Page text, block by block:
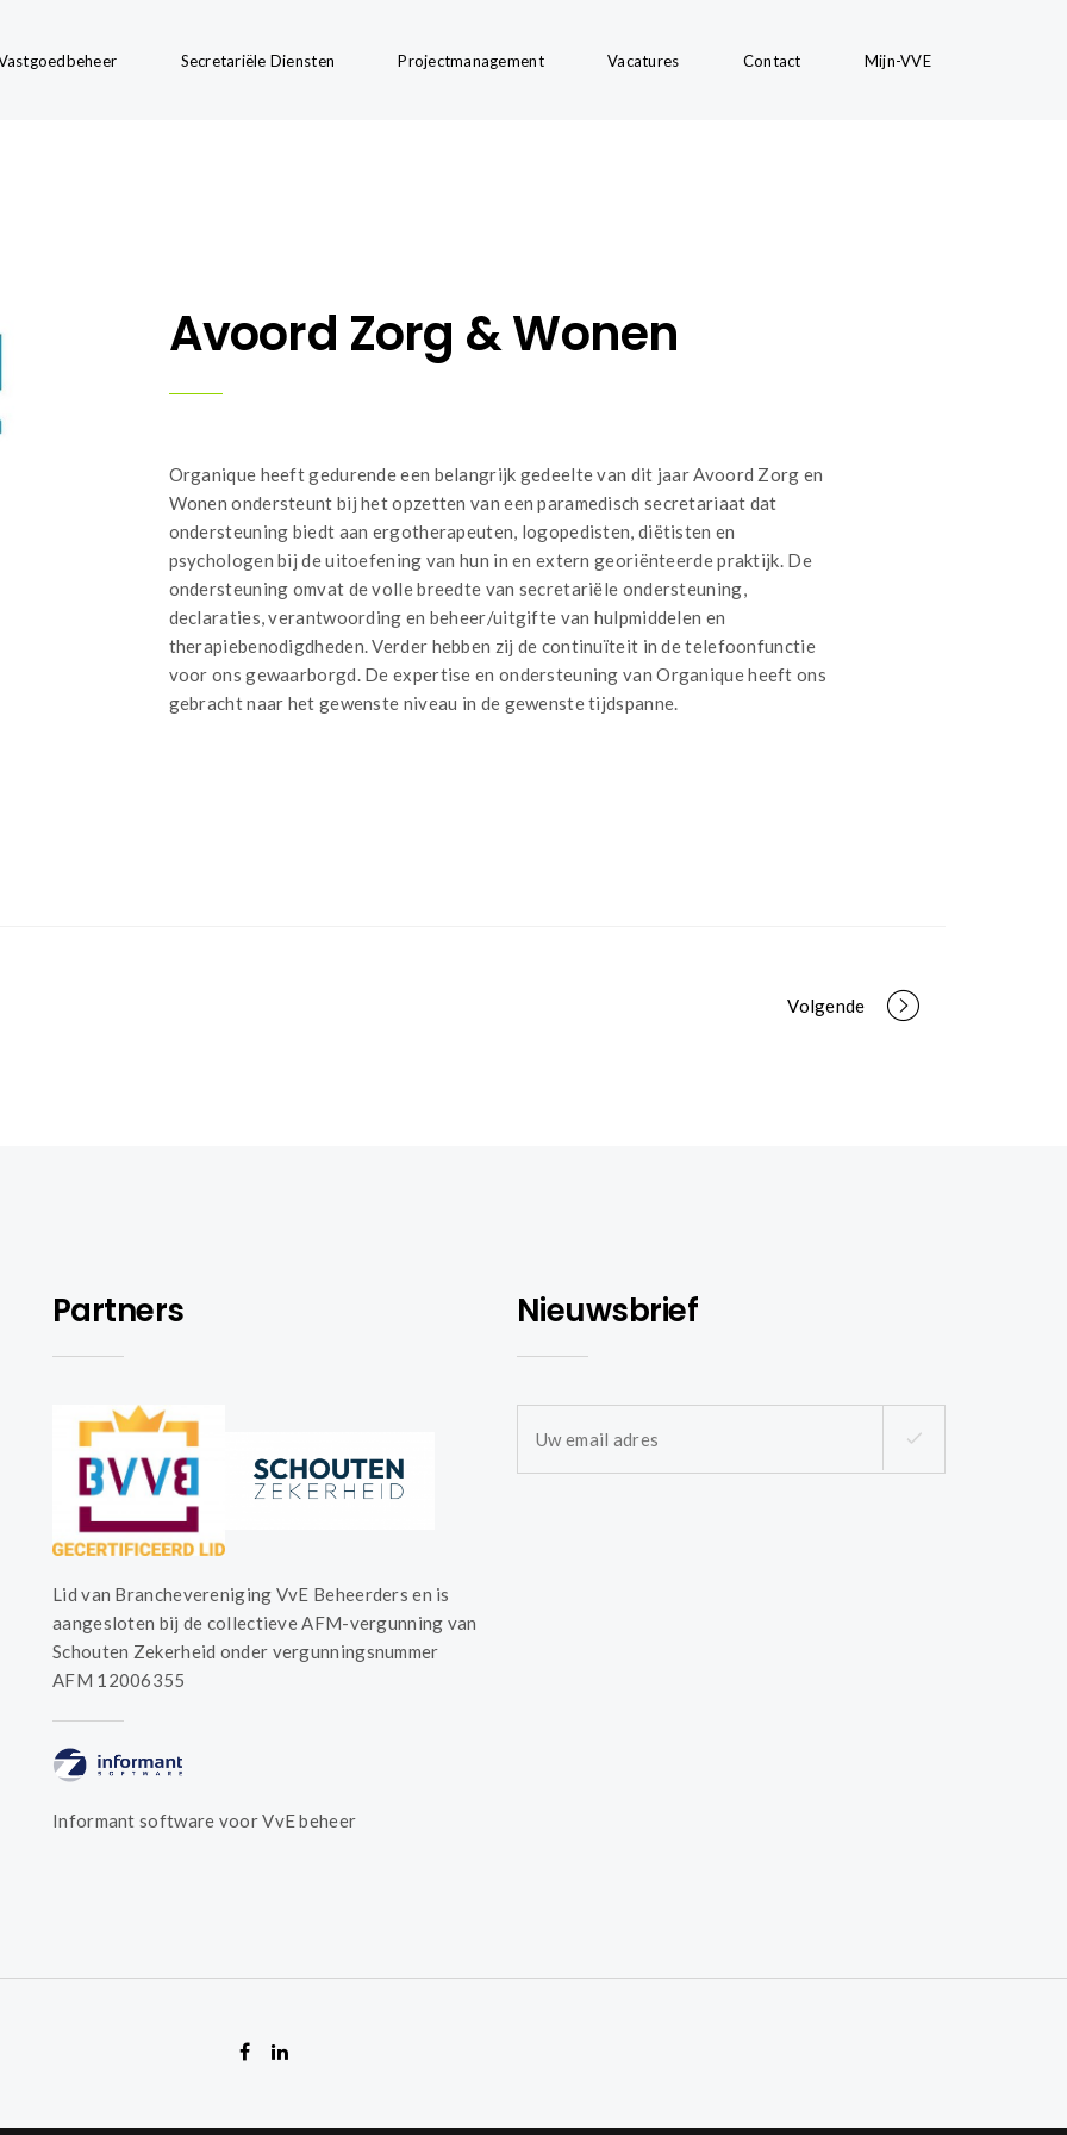
Secretariële Diensten Projectmanagement Vacatures Contact Mijn-VVE
Avoord Zorg & Wonen
Organique heeft gedurende een belangrijk gedeelte van dit jaar Avoord Zorg en
Wonen ondersteunt bij het opzetten van een paramedisch secretariaat dat
ondersteuning biedt aan ergotherapeuten, logopedisten, diëtisten en
psychologen bij de uitoefening van hun in en extern georiënteerde praktijk. De
ondersteuning omvat de volle breedte van secretariële ondersteuning,
declaraties, verantwoording en beheer/uitgifte van hulpmiddelen en
therapiebenodigdheden. Verder hebben zij de continuïteit in de telefoonfunctie
voor ons gewaarborgd. De expertise en ondersteuning van Organique heeft ons
gebracht naar het gewenste niveau in de gewenste tijdspanne.
Volgende
Partners
Lid van Branchevereniging VvE Beheerders en is
aangesloten bij de collectieve AFM-vergunning van
Schouten Zekerheid onder vergunningsnummer
AFM 12006355
Informant software voor VvE beheer
Nieuwsbrief